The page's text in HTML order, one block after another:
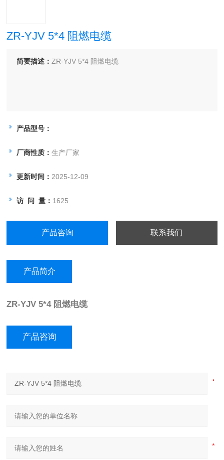
ZR-YJV 5*4 阻燃电缆
简要描述：ZR-YJV 5*4 阻燃电缆
产品型号：
厂商性质：生产厂家
更新时间：2025-12-09
访 问 量： 1625
产品咨询 联系我们
产品简介
ZR-YJV 5*4 阻燃电缆
产品咨询